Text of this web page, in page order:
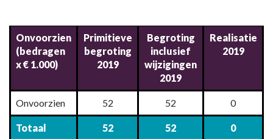
naar
navigatie
overzicht
van
baten
Onvoorzien
(bedragen
x € 1.000)
Primitieve
begroting
2019
Begroting
inclusief
wijzigingen
2019
Realisatie
2019
Onvoorzien 52 52 0
Totaal 52 52 0